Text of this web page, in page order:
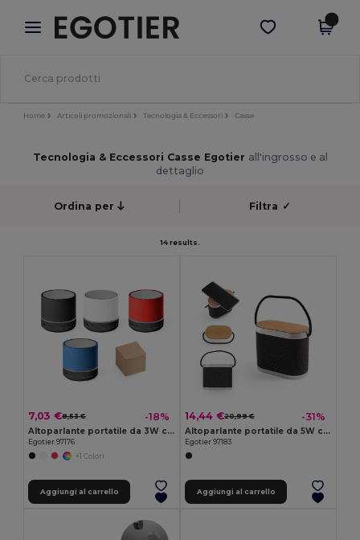
× App Egotier
Prezzi migliori sull'app!
Scarica app
Home Articoli promozionali Tecnologia & Eccessori Casse
Tecnologia & Eccessori Casse Egotier all'ingrosso e al
dettaglio
Ordina per Filtra ✓
14 results.
7,03 €8,53 € -18%
Altoparlante portatile da 3W con autonomia di 4h30m in ABS riciclato (100% rABS)
Egotier 97176
+1 Colori
Aggiungi al carrello
14,44 €20,99 € -31%
Altoparlante portatile da 5W con caricatore wireless superveloce da 15W e autonomia di 2 ore in bambù e PET riciclato (100% rPET)
Egotier 97183
Aggiungi al carrello